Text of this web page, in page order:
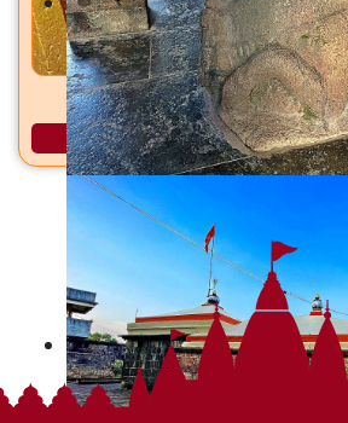
जानाई देवी राजाळे, ता.
अधिक माहिती